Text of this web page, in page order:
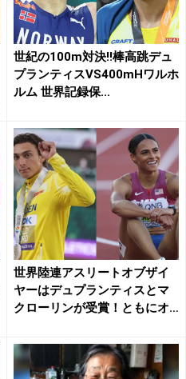
世紀の100m対決!!棒高跳デュ
プランティスVS400mHワルホ
ルム 世界記録保...
世界陸連アスリートオブザイ
ヤーはデュプランティスとマ
クローリンが受賞！ともにオ